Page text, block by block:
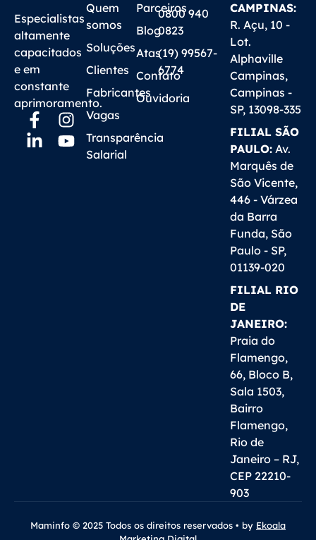
Especialistas
altamente
capacitados
e em
constante
aprimoramento.
Quem
somos
Soluções
Clientes
Fabricantes
Vagas
Transparência
Salarial
Parceiros
Blog
Atas
Contato
Ouvidoria
0800 940
0823
(19) 99567-
6774
CAMPINAS:
R. Açu, 10 -
Lot.
Alphaville
Campinas,
Campinas -
SP, 13098-335
FILIAL SÃO
PAULO: Av.
Marquês de
São Vicente,
446 - Várzea
da Barra
Funda, São
Paulo - SP,
01139-020
FILIAL RIO
DE
JANEIRO:
Praia do
Flamengo,
66, Bloco B,
Sala 1503,
Bairro
Flamengo,
Rio de
Janeiro – RJ,
CEP 22210-
903
Maminfo © 2025 Todos os direitos reservados • by Ekoala